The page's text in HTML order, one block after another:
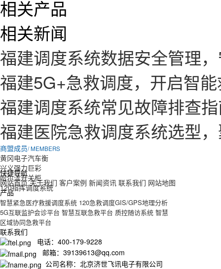
相关产品
相关新闻
福建调度系统数据安全管理
福建5G+急救调度，开启智
福建调度系统常见故障排查
福建医院急救调度系统选型
商盟成员/ MEMBERS
黄冈电子汽车衡
兴义强力巨彩
哈尔滨开关柜
120指挥调度系统
快捷导航
网站首页 关于我们 客户案例 新闻资讯 联系我们 网站地图
产品
智慧紧急医疗救援调度系统 120急救调度GIS/GPS地理分析
5G互联监护会诊平台 智慧互联急救平台 质控随访系统 智慧
区域协同急救平台
联系我们
电话：400-179-9228
邮箱：39139613@qq.com
公司名称：北京济世飞讯电子有限公司